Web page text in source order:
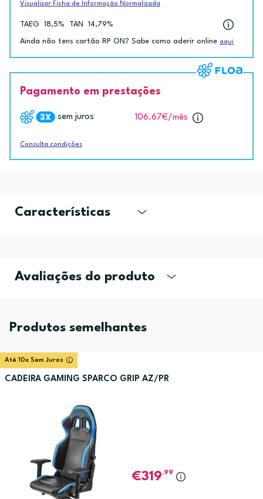
Visualizar Ficha de Informação Normalizada
TAEG 18,5% TAN 14,79%
Ainda não tens cartão RP ON? Sabe como aderir online aqui
Pagamento em prestações
sem juros 106.67€/mês
Consulta condições
Características
Avaliações do produto
Produtos semelhantes
Até 10x Sem Juros
CADEIRA GAMING SPARCO GRIP AZ/PR
319,99